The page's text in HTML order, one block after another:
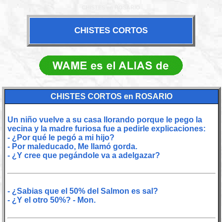
CHISTES CORTOS
CHISTES CORTOS en ROSARIO
Un niño vuelve a su casa llorando porque le pego la
vecina y la madre furiosa fue a pedirle explicaciones:
- ¿Por qué le pegó a mi hijo?
- Por maleducado, Me llamó gorda.
- ¿Y cree que pegándole va a adelgazar?
- ¿Sabias que el 50% del Salmon es sal?
- ¿Y el otro 50%? - Mon.